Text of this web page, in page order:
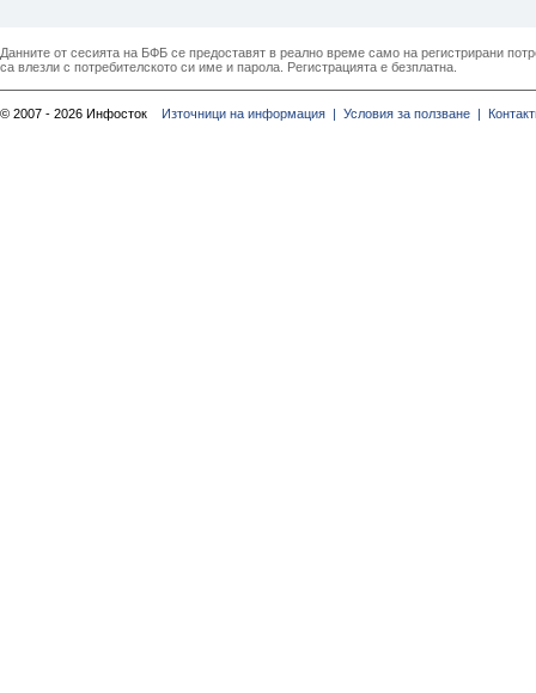
Данните от сесията на БФБ се предоставят в реално време само на регистрирани
са влезли с потребителското си име и парола. Регистрацията е безплатна.
© 2007 - 2026 Инфосток Източници на информация | Условия за ползване |